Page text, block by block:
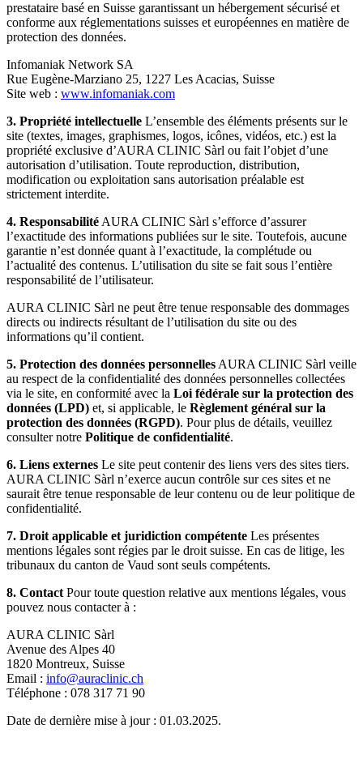
prestataire basé en Suisse garantissant un hébergement sécurisé et
conforme aux réglementations suisses et européennes en matière de
protection des données.
Infomaniak Network SA
Rue Eugène-Marziano 25, 1227 Les Acacias, Suisse
Site web : www.infomaniak.com
3. Propriété intellectuelle L’ensemble des éléments présents sur le
site (textes, images, graphismes, logos, icônes, vidéos, etc.) est la
propriété exclusive d’AURA CLINIC Sàrl ou fait l’objet d’une
autorisation d’utilisation. Toute reproduction, distribution,
modification ou exploitation sans autorisation préalable est
strictement interdite.
4. Responsabilité AURA CLINIC Sàrl s’efforce d’assurer
l’exactitude des informations publiées sur le site. Toutefois, aucune
garantie n’est donnée quant à l’exactitude, la complétude ou
l’actualité des contenus. L’utilisation du site se fait sous l’entière
responsabilité de l’utilisateur.
AURA CLINIC Sàrl ne peut être tenue responsable des dommages
directs ou indirects résultant de l’utilisation du site ou des
informations qu’il contient.
5. Protection des données personnelles AURA CLINIC Sàrl veille
au respect de la confidentialité des données personnelles collectées
via le site, en conformité avec la Loi fédérale sur la protection des
données (LPD) et, si applicable, le Règlement général sur la
protection des données (RGPD). Pour plus de détails, veuillez
consulter notre Politique de confidentialité.
6. Liens externes Le site peut contenir des liens vers des sites tiers.
AURA CLINIC Sàrl n’exerce aucun contrôle sur ces sites et ne
saurait être tenue responsable de leur contenu ou de leur politique de
confidentialité.
7. Droit applicable et juridiction compétente Les présentes
mentions légales sont régies par le droit suisse. En cas de litige, les
tribunaux du canton de Vaud sont seuls compétents.
8. Contact Pour toute question relative aux mentions légales, vous
pouvez nous contacter à :
AURA CLINIC Sàrl
Avenue des Alpes 40
1820 Montreux, Suisse
Email : info@auraclinic.ch
Téléphone : 078 317 71 90
Date de dernière mise à jour : 01.03.2025.